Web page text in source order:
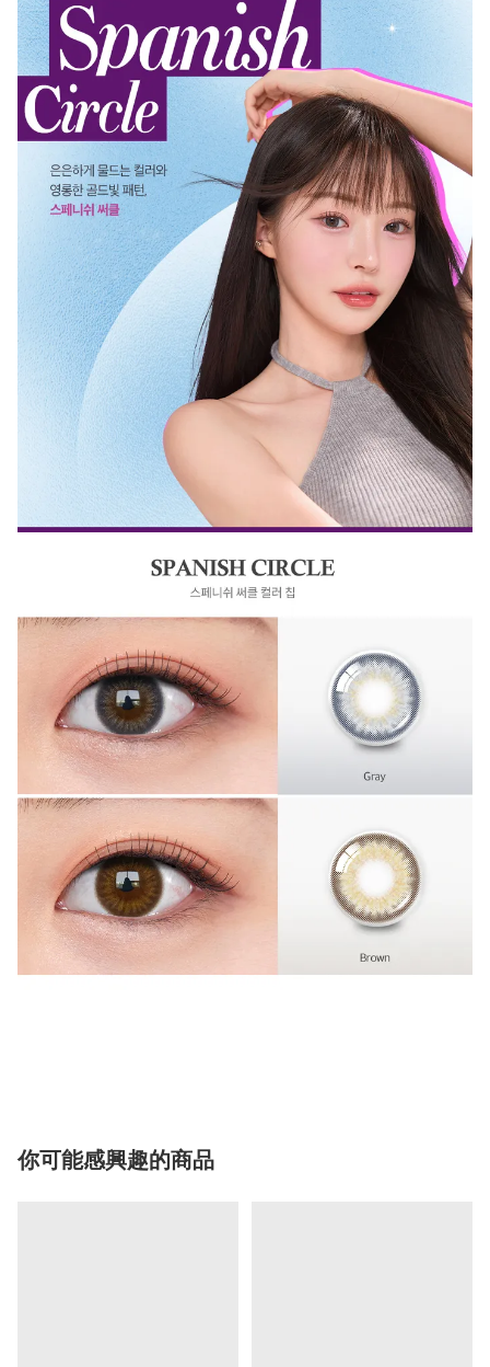
你可能感興趣的商品